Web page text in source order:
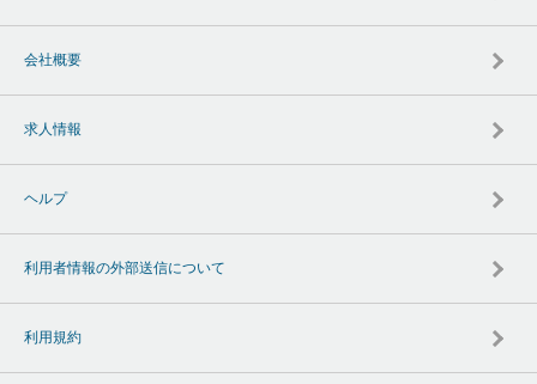
会社概要
求人情報
ヘルプ
利用者情報の外部送信について
利用規約